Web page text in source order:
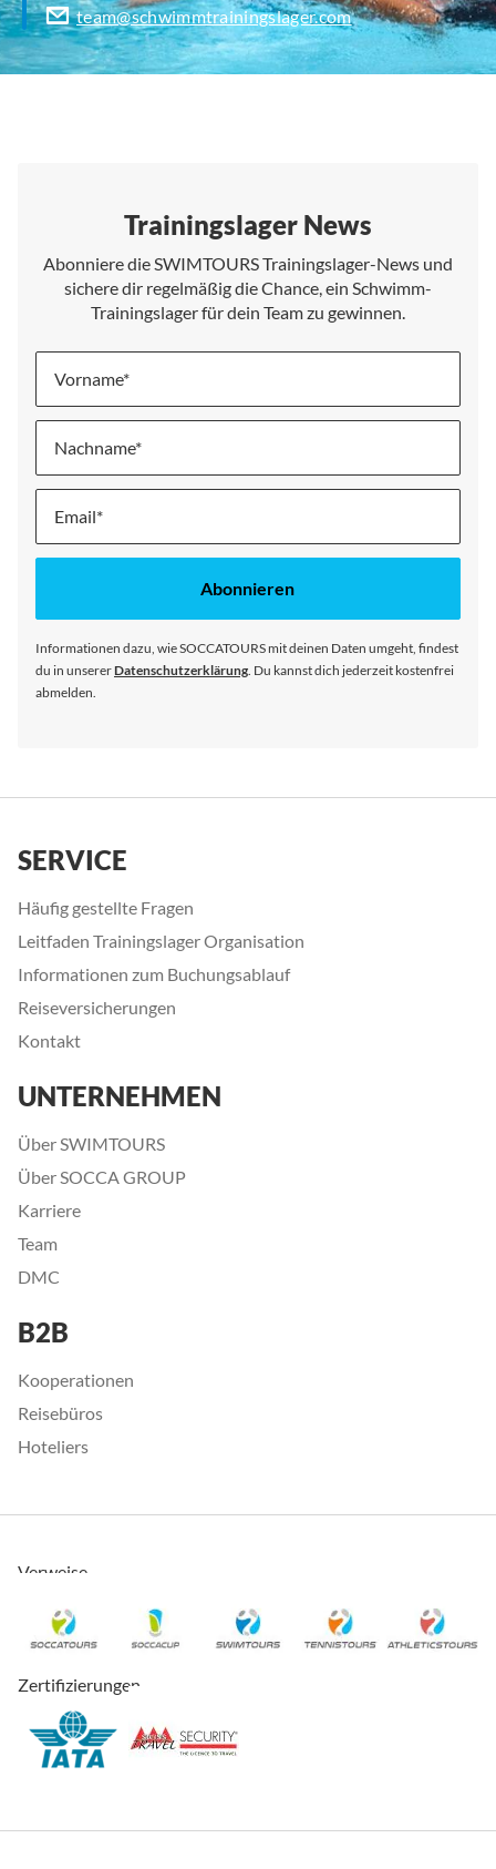
team@schwimmtrainingslager.com
Trainingslager News
Abonniere die SWIMTOURS Trainingslager-News und
sichere dir regelmäßig die Chance, ein Schwimm-
Trainingslager für dein Team zu gewinnen.
Vorname
Nachname
Melde
für
Abonnieren
Informationen dazu, wie SOCCATOURS mit deinen Daten umgeht, findest
du in unsererDatenschutzerklärung . Du kannst dich jederzeit kostenfrei
abmelden.
SERVICE
Häufig gestellte Fragen
Leitfaden Trainingslager Organisation
Informationen zum Buchungsablauf
Reiseversicherungen
Kontakt
UNTERNEHMEN
Über SWIMTOURS
Über SOCCA GROUP
Karriere
Team
DMC
B2B
Kooperationen
Reisebüros
Hoteliers
Verweise
Zertifizierungen